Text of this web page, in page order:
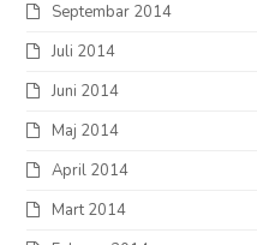
Septembar 2014
Juli 2014
Juni 2014
Maj 2014
April 2014
Mart 2014